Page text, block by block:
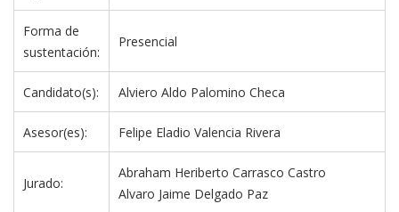
Forma de
sustentación:
Presencial
Candidato(s): Alviero Aldo Palomino Checa
Asesor(es): Felipe Eladio Valencia Rivera
Jurado:
Abraham Heriberto Carrasco Castro
Alvaro Jaime Delgado Paz